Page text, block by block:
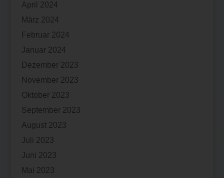
April 2024
März 2024
Februar 2024
Januar 2024
Dezember 2023
November 2023
Oktober 2023
September 2023
August 2023
Juli 2023
Juni 2023
Mai 2023